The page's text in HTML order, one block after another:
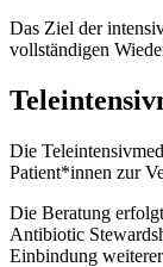
Das Ziel der
vollständigen
Die
Patient*innen zur
Die Beratung
Antibiotic
Einbindung